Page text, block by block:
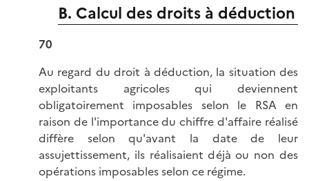
B. Calcul des droits à déduction
70
Au regard du droit à déduction, la situation des
exploitants agricoles qui deviennent
obligatoirement imposables selon le RSA en
raison de l'importance du chiffre d'affaire réalisé
diffère selon qu'avant la date de leur
assujettissement, ils réalisaient déjà ou non des
opérations imposables selon ce régime.